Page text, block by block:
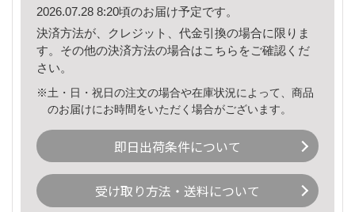
2026.07.28 8:20頃のお届け予定です。
決済方法が、クレジット、代金引換の場合に限りま
す。その他の決済方法の場合はこちら をご確認くだ
さい。
※土・日・祝日の注文の場合や在庫状況によって、商品
のお届けにお時間をいただく場合がございます。
即日出荷条件について
受け取り方法・送料について